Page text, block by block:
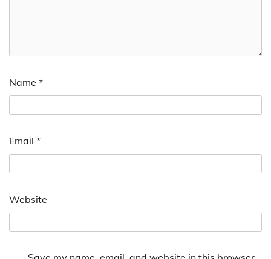
Name *
Email *
Website